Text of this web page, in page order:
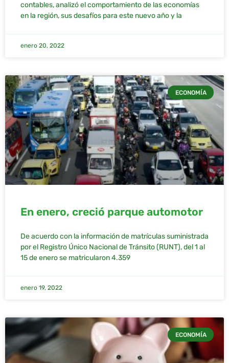
contables, analizó el comportamiento de las economías
en la región, sus desafíos para este nuevo año y la
enero 20, 2022
ECONOMÍA
En enero, creció parque automotor
De acuerdo con la información de matrículas suministrada
por el Registro Único Nacional de Tránsito (RUNT), del 1 al
15 de enero se matricularon 4.359
enero 19, 2022
ECONOMÍA